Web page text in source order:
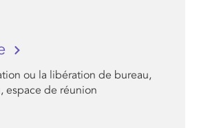
ou la libération de bureau,
espace de réunion